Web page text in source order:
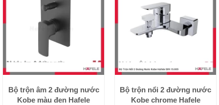
Bộ trộn âm 2 đường nước
Kobe màu đen Hafele
Bộ trộn nổi 2 đường nước
Kobe chrome Hafele